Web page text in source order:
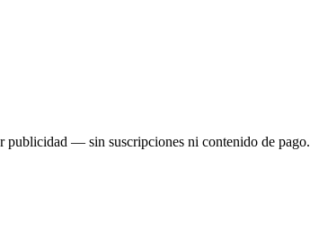
publicidad — sin suscripciones ni contenido de pago.